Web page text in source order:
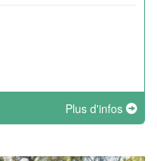
Plus d'infos